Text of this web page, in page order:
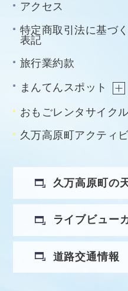
アクセス
特定商取引法に基づく
表記
旅行業約款
まんてんスポット
おもごレンタサイクル
久万高原町アクティ
久万高原町の
ライブビュー
道路交通情報